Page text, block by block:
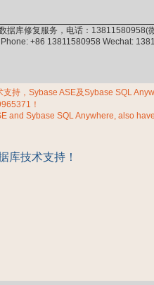
据库修复服务，电话：
+86 13811580958 Wechat:
持，Sybase ASE及Sybase SQL
！
and Sybase SQL Anywhere, also